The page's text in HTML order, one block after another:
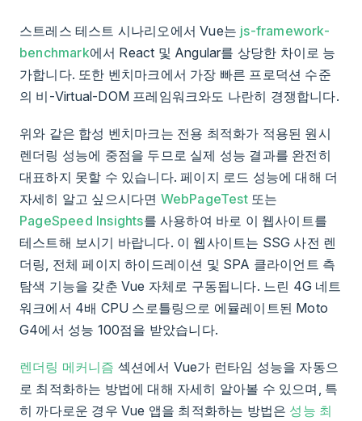
스트레스 테스트 시나리오에서 Vue는 js-framework-
benchmark에서 React 및 Angular를 상당한 차이로 능
가합니다. 또한 벤치마크에서 가장 빠른 프로덕션 수준
의 비-Virtual-DOM 프레임워크와도 나란히 경쟁합니다.
위와 같은 합성 벤치마크는 전용 최적화가 적용된 원시
렌더링 성능에 중점을 두므로 실제 성능 결과를 완전히
대표하지 못할 수 있습니다. 페이지 로드 성능에 대해 더
자세히 알고 싶으시다면 WebPageTest또는
PageSpeed Insights를 사용하여 바로 이 웹사이트를
테스트해 보시기 바랍니다. 이 웹사이트는 SSG 사전 렌
더링, 전체 페이지 하이드레이션 및 SPA 클라이언트 측
탐색 기능을 갖춘 Vue 자체로 구동됩니다. 느린 4G 네트
워크에서 4배 CPU 스로틀링으로 에뮬레이트된 Moto
G4에서 성능 100점을 받았습니다.
렌더링 메커니즘 섹션에서 Vue가 런타임 성능을 자동으
로 최적화하는 방법에 대해 자세히 알아볼 수 있으며, 특
히 까다로운 경우 Vue 앱을 최적화하는 방법은 성능 최